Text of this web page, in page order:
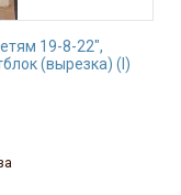
19-8-22",
(вырезка) (I)